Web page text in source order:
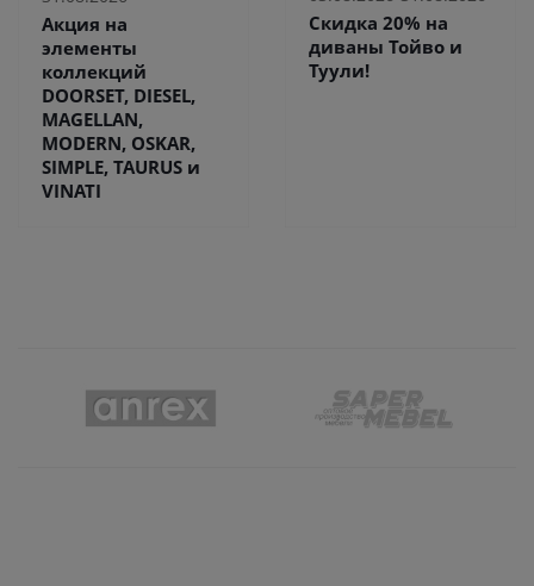
Акция на
элементы
коллекций
DOORSET, DIESEL,
MAGELLAN,
MODERN, OSKAR,
SIMPLE, TAURUS и
VINATI
Скидка 20% на
диваны Тойво и
Туули!